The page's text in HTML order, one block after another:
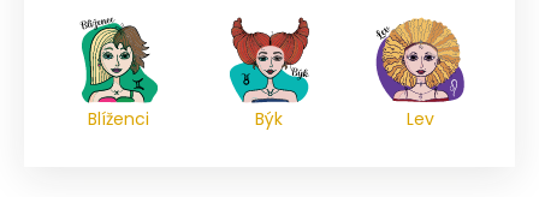
Blíženci Býk Lev